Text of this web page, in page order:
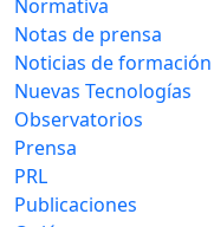
Normativa
Notas de prensa
Noticias de formación
Nuevas Tecnologías
Observatorios
Prensa
PRL
Publicaciones